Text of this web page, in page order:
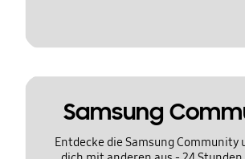
Samsung
Entdecke die Samsung Community